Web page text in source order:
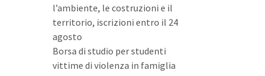
l’ambiente, le costruzioni e il
territorio, iscrizioni entro il 24
agosto
Borsa di studio per studenti
vittime di violenza in famiglia